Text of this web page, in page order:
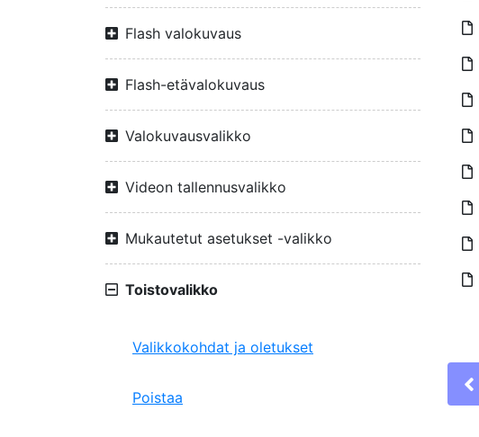
Flash valokuvaus
Flash-etävalokuvaus
Valokuvausvalikko
Videon tallennusvalikko
Mukautetut asetukset -valikko
Toistovalikko
Valikkokohdat ja oletukset
Poistaa